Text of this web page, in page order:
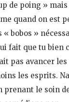
de poing » mais
quand on est
« bobos »
fait que tu bien
pas avancer les
les esprits.
prenant le soin